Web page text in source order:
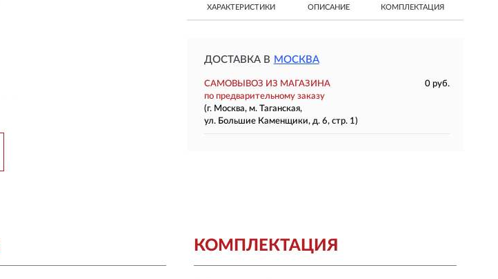
ХАРАКТЕРИСТИКИ ОПИСАНИЕ КОМПЛЕКТАЦИЯ
ДОСТАВКА В МОСКВА
САМОВЫВОЗ ИЗ МАГАЗИНА
0 руб.
по предварительному заказу
(г. Москва, м. Таганская,
ул. Большие Каменщики, д. 6, стр. 1)
КОМПЛЕКТАЦИЯ